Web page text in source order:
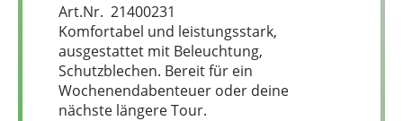
Art.Nr. 21400231
Komfortabel und leistungsstark,
ausgestattet mit Beleuchtung,
Schutzblechen. Bereit für ein
Wochenendabenteuer oder deine
nächste längere Tour.